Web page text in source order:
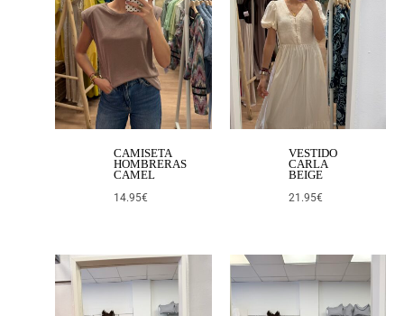
CAMISETA
HOMBRERAS
CAMEL
14.95€
VESTIDO
CARLA
BEIGE
21.95€